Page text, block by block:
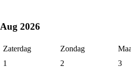
Aug 2026
Zaterdag Zondag
1
2
3